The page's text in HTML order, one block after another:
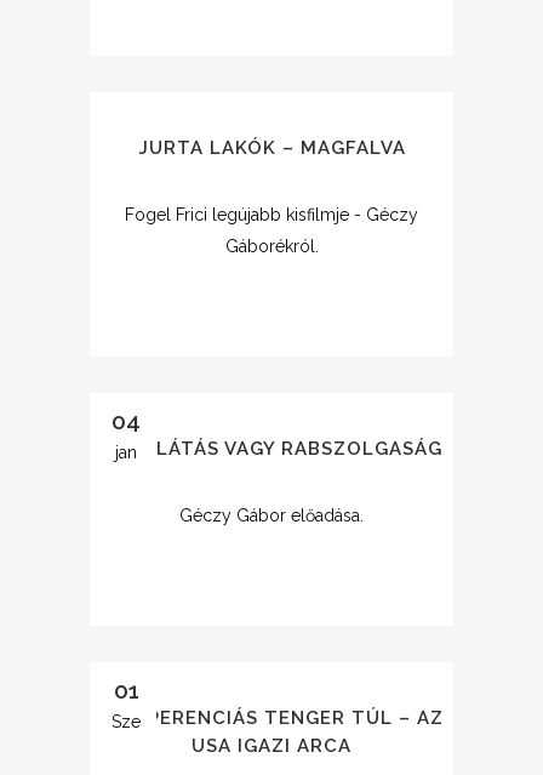
JURTA LAKÓK – MAGFALVA
Fogel Frici legújabb kisfilmje - Géczy
Gáborékról.
04
jan
ÖNELLÁTÁS VAGY RABSZOLGASÁG
Géczy Gábor előadása.
01
Sze
AZ ÓPERENCIÁS TENGER TÚL – AZ
USA IGAZI ARCA